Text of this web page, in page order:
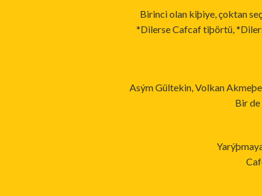
Birinci olan kiþiye, çoktan
*Dilerse Cafcaf tiþörtü,
Asým Gültekin, Volkan
Bir de